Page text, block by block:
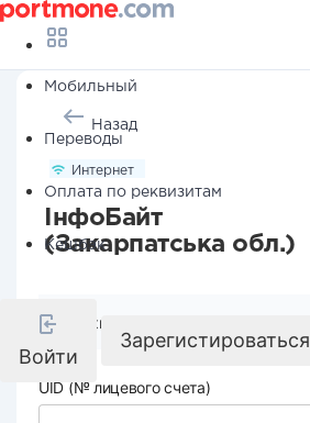
Мобильный
Переводы
Оплата по реквизитам
Кешбэк
Войти
Зарегистироваться
Назад
Интернет
ІнфоБайт
(Закарпатська обл.)
Реквизиты компании
UID (№ лицевого счета)